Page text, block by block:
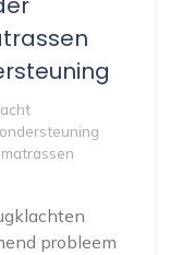
ondersteuning
probleem